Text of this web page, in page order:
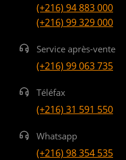
(+216) 94 883 000
(+216) 99 329 000
Service après-vente
(+216) 99 063 735
Téléfax
(+216) 31 591 550
Whatsapp
(+216) 98 354 535